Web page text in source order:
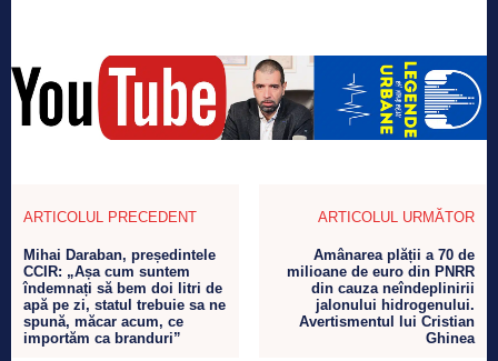
ARTICOLUL PRECEDENT
Mihai Daraban, președintele
CCIR: „Așa cum suntem
îndemnați să bem doi litri de
apă pe zi, statul trebuie sa ne
spună, măcar acum, ce
importăm ca branduri”
ARTICOLUL URMĂTOR
Amânarea plății a 70 de
milioane de euro din PNRR
din cauza neîndeplinirii
jalonului hidrogenului.
Avertismentul lui Cristian
Ghinea